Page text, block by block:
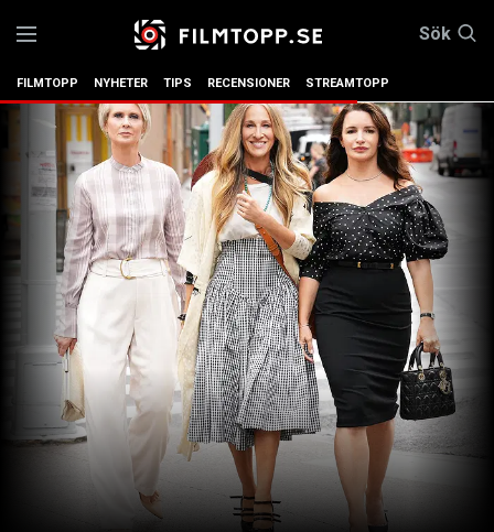
Sök
FILMTOPP NYHETER TIPS RECENSIONER STREAMTOPP